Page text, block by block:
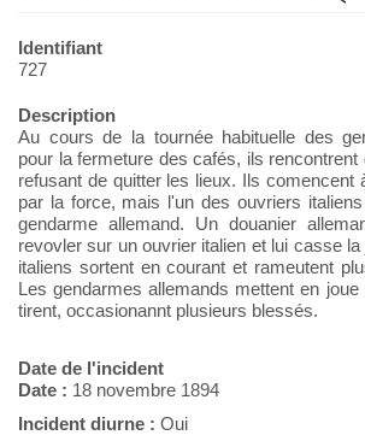
Identifiant
727
Description
Au cours de la tournée habituelle des
pour la fermeture des cafés, ils rencontrent
refusant de quitter les lieux. Ils comencent
par la force, mais l'un des ouvriers
gendarme allemand. Un douanier
revovler sur un ouvrier italien et lui casse
italiens sortent en courant et rameutent
Les gendarmes allemands mettent en
tirent, occasionannt plusieurs blessés.
Date de l'incident
Date : 18 novembre 1894
Incident diurne : Oui